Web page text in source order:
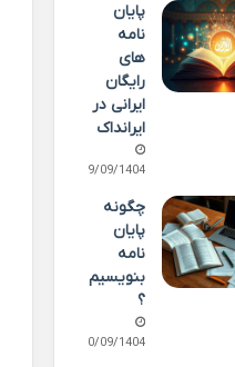
پایان
نامه
های
رایگان
ایرانی در
ایرانداک
29/09/1404
چگونه
پایان
نامه
بنویسیم
؟
20/09/1404